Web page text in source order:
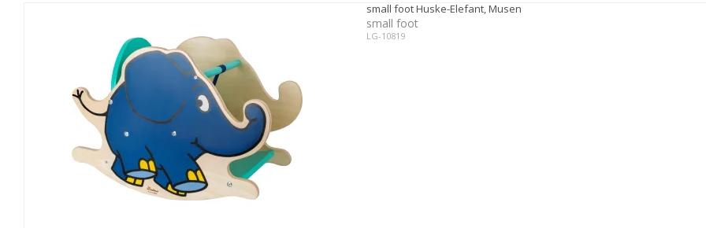
small foot Huske-Elefant, Musen
small foot
LG-10819